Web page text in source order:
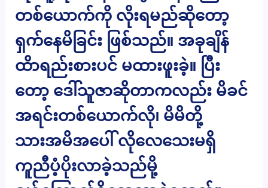
တစ်ယောက်ကို လိုးရမည်ဆိုတော့
ရှက်နေမိခြင်း ဖြစ်သည်။ အခုချိန်
ထိာရည်းစားပင် မထားဖူးခဲ့။ ပြီး
တော့ ဒေါ်သူဇာဆိုတာကလည်း မိခင်
အရင်းတစ်ယောက်လို၊ မိမိတို့
သားအမိအပေါ် လိုလေသေးမရှိ
ကူညီပံ့ပိုးလာခဲ့သည်မို့